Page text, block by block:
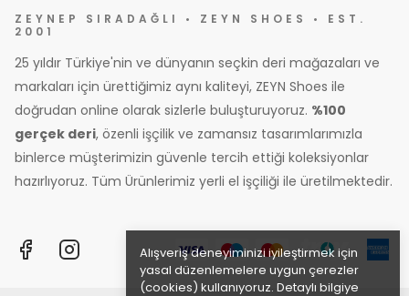
Alışveriş deneyiminizi iyileştirmek için
yasal düzenlemelere uygun çerezler
(cookies) kullanıyoruz. Detaylı bilgiye
ZEYNEP SIRADAĞLI • ZEYN SHOES • EST.
2001
25 yıldır Türkiye'nin ve dünyanın seçkin deri mağazaları ve
markaları için ürettiğimiz aynı kaliteyi, ZEYN Shoes ile
doğrudan online olarak sizlerle buluşturuyoruz. %100
gerçek deri, özenli işçilik ve zamansız tasarımlarımızla
binlerce müşterimizin güvenle tercih ettiği koleksiyonlar
hazırlıyoruz. Tüm Ürünlerimiz yerli el işçiliği ile üretilmektedir.